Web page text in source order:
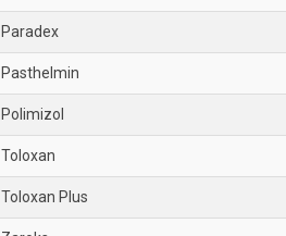
Paradex
Pasthelmin
Polimizol
Toloxan
Toloxan Plus